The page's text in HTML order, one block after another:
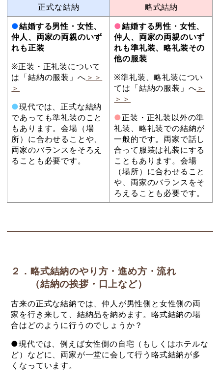
正式な結納
略式結納
●結婚する男性・女性、
仲人、両家の両親のいず
れも正装
※正装・正礼装について
は「結納の服装」へ ＞＞
＞
●現代では、正式な結納
であっても準礼装のこと
もあります。会場（場
所）に合わせることや、
両家のバランスをそろえ
ることも必要です。
●結婚する男性・女性、
仲人、両家の両親のいず
れも準礼装、略礼装その
他の服装
※準礼装、略礼装につい
ては「結納の服装」へ＞
＞＞
●正装・正礼装以外の準
礼装、略礼装での結納が
一般的です。両家で話し
合って服装は礼装にする
こともあります。会場
（場所）に合わせること
や、両家のバランスをそ
ろえることも必要です。
２．略式結納のやり方・進め方・流れ
（結納の挨拶・口上など）
古来の正式な結納では、仲人が男性側と女性側の両
家を行き来して、結納品を納めます。略式結納の場
合はどのように行うのでしょうか？
●現代では、例えば女性側の自宅（もしくはホテルな
ど）などに、両家が一堂に会して行う略式結納が多
くなっています。